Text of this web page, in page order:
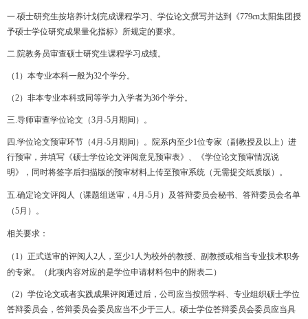
一.硕士研究生按培养计划完成课程学习、学位论文撰写并达到《779cn太阳集团授
予硕士学位研究成果量化指标》所规定的要求。
二.院教务员审查硕士研究生课程学习成绩。
（ 1 ）本专业本科一般为32个学分。
（2）非本专业本科或同等学力入学者为36个学分。
三.导师审查学位论文（3月-5月期间）。
四.学位论文预审环节（4月-5月期间）。 院系内至少1位专家（副教授及以上）进
行预审，并填写《硕士学位论文评阅意见预审表》、《学位论文预审情况说
明》， 同时将签字后扫描版的预审材料上传至预审系统（无需提交纸质版）。
五.确定论文评阅人（课题组送审，4月-5月）及答辩委员会秘书、 答辩委员会名单
（5月）。
相关要求：
（1 ）正式送审的评阅人2人，至少1 人为校外的教授、副教授或相当专业技术职务
的专家。（此项内容对应的是学位申请材料包中的附表二）
（2） 学位论文或者实践成果评阅通过后，公司应当按照学科、 专业组织硕士学位
答辩委员会，答辩委员会委员应当不少于三人。 硕士学位答辩委员会委员应当具